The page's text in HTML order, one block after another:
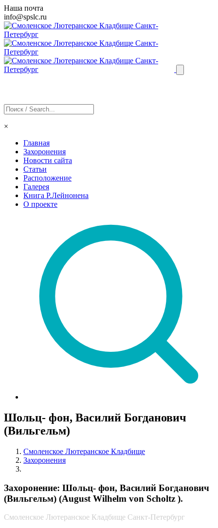
Наша почта
info@spslc.ru
×
Главная
Захоронения
Новости сайта
Статьи
Расположение
Галерея
Книга Р.Лейнонена
О проекте
Шольц- фон, Василий Богданович
(Вильгельм)
Смоленское Лютеранское Кладбище
Захоронения
Захоронение: Шольц- фон, Василий Богданович
(Вильгельм) (August Wilhelm von Scholtz ).
Смоленское Лютеранское Кладбище Санкт-Петербург